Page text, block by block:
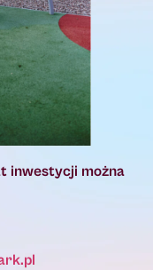
inwestycji można